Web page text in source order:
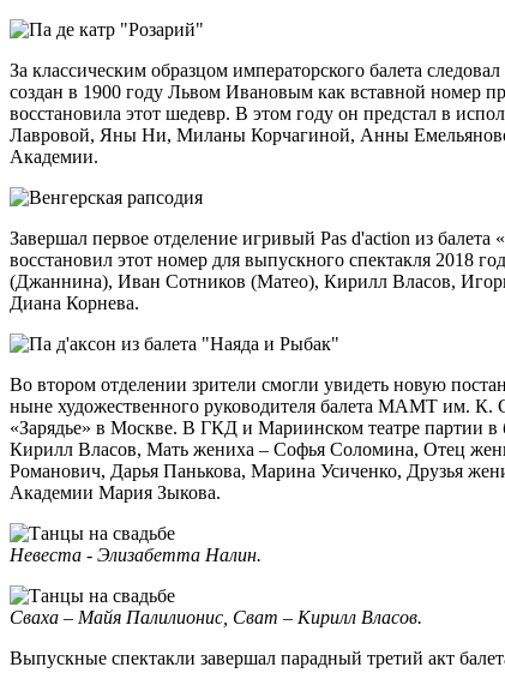
За классическим образцом императорского балета
создан в 1900 году Львом Ивановым как вставной номер
восстановила этот шедевр. В этом году он предстал в
Лавровой, Яны Ни, Миланы Корчагиной, Анны
Академии.
Завершал первое отделение игривый Pas d'action из
восстановил этот номер для выпускного спектакля 2018
(Джаннина), Иван Сотников (Матео), Кирилл Власов,
Диана Корнева.
Во втором отделении зрители смогли увидеть новую
ныне художественного руководителя балета МАМТ им. К.
«Зарядье» в Москве. В ГКД и Мариинском театре партии
Кирилл Власов, Мать жениха – Софья Соломина, Отец
Романович, Дарья Панькова, Марина Усиченко, Друзья
Академии Мария Зыкова.
Невеста - Элизабетта Налин.
Сваха – Майя Палилионис, Сват – Кирилл Власов.
Выпускные спектакли завершал парадный третий акт